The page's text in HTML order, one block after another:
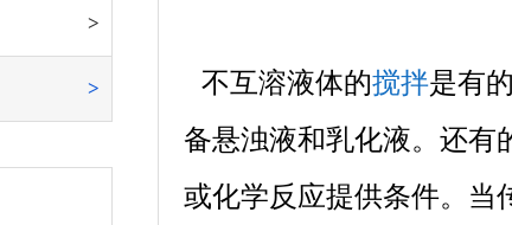
不互溶液体的搅拌是有
备悬浊液和乳化液。还有
或化学反应提供条件。当